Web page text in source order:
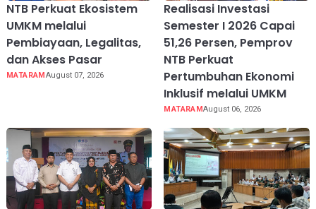
NTB Perkuat Ekosistem
UMKM melalui
Pembiayaan, Legalitas,
dan Akses Pasar
MATARAM August 07, 2026
Realisasi Investasi
Semester I 2026 Capai
51,26 Persen, Pemprov
NTB Perkuat
Pertumbuhan Ekonomi
Inklusif melalui UMKM
MATARAMAugust 06, 2026